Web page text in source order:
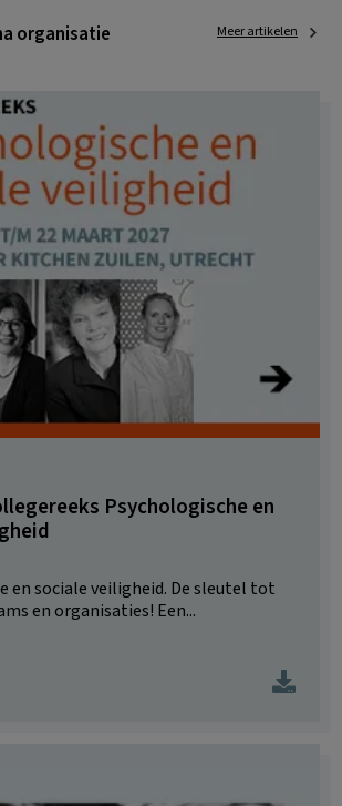
organisatie Meer artikelen
Psychologische en
en sociale veiligheid. De sleutel tot
en organisaties! Een...